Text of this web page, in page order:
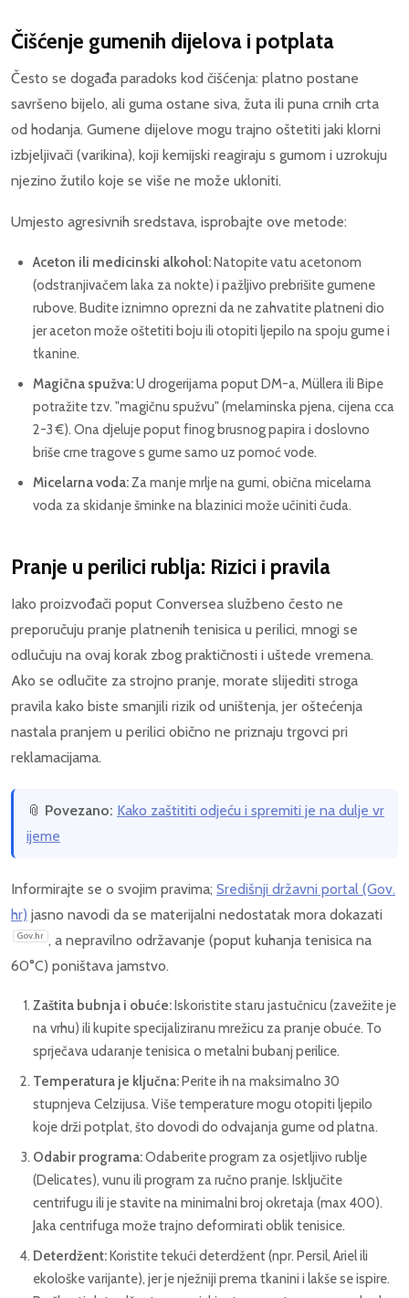
Čišćenje gumenih dijelova i potplata
Često se događa paradoks kod čišćenja: platno postane
savršeno bijelo, ali guma ostane siva, žuta ili puna crnih crta
od hodanja. Gumene dijelove mogu trajno oštetiti jaki klorni
izbjeljivači (varikina), koji kemijski reagiraju s gumom i uzrokuju
njezino žutilo koje se više ne može ukloniti.
Umjesto agresivnih sredstava, isprobajte ove metode:
Aceton ili medicinski alkohol:Natopite vatu acetonom
(odstranjivačem laka za nokte) i pažljivo prebrišite gumene
rubove. Budite iznimno oprezni da ne zahvatite platneni dio
jer aceton može oštetiti boju ili otopiti ljepilo na spoju gume i
tkanine.
Magična spužva:U drogerijama poput DM-a, Müllera ili Bipe
potražite tzv. "magičnu spužvu" (melaminska pjena, cijena cca
2-3 €). Ona djeluje poput finog brusnog papira i doslovno
briše crne tragove s gume samo uz pomoć vode.
Micelarna voda:Za manje mrlje na gumi, obična micelarna
voda za skidanje šminke na blazinici može učiniti čuda.
Pranje u perilici rublja: Rizici i pravila
Iako proizvođači poput Conversea službeno često ne
preporučuju pranje platnenih tenisica u perilici, mnogi se
odlučuju na ovaj korak zbog praktičnosti i uštede vremena.
Ako se odlučite za strojno pranje, morate slijediti stroga
pravila kako biste smanjili rizik od uništenja, jer oštećenja
nastala pranjem u perilici obično ne priznaju trgovci pri
reklamacijama.
📎 Povezano: Kako zaštititi odjeću i spremiti je na dulje vr
ijeme
Informirajte se o svojim pravima; Središnji državni portal (Gov.
hr) jasno navodi da se materijalni nedostatak mora dokazati
Gov.hr , a nepravilno održavanje (poput kuhanja tenisica na
60°C) poništava jamstvo.
Zaštita bubnja i obuće: Iskoristite staru jastučnicu (zavežite je
na vrhu) ili kupite specijaliziranu mrežicu za pranje obuće. To
sprječava udaranje tenisica o metalni bubanj perilice.
Temperatura je ključna: Perite ih na maksimalno 30
stupnjeva Celzijusa. Više temperature mogu otopiti ljepilo
koje drži potplat, što dovodi do odvajanja gume od platna.
Odabir programa:Odaberite program za osjetljivo rublje
(Delicates), vunu ili program za ručno pranje. Isključite
centrifugu ili je stavite na minimalni broj okretaja (max 400).
Jaka centrifuga može trajno deformirati oblik tenisice.
Deterdžent: Koristite tekući deterdžent (npr. Persil, Ariel ili
ekološke varijante), jer je nježniji prema tkanini i lakše se ispire.